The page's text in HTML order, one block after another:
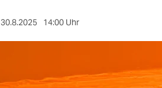
30.8.2025 14:00 Uhr